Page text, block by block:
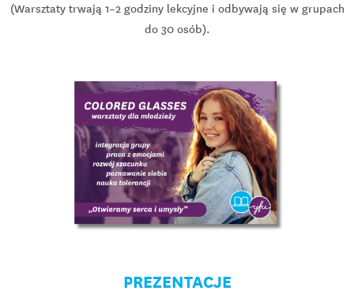
(Warsztaty trwają 1–2 godziny lekcyjne i odbywają się w grupach
do 30 osób).
PREZENTACJE